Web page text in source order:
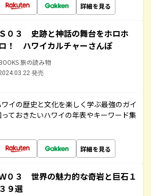
詳細を見る
Ｓ０３ 史跡と神話の舞台をホロホ
ロ！ ハワイカルチャーさんぽ
旅の読み物
発売
イの歴史と文化を楽しく学ぶ最強のガイ
ておきたいハワイの年表やキーワード集
詳細を見る
０３ 世界の魅力的な奇岩と巨石１
３９選